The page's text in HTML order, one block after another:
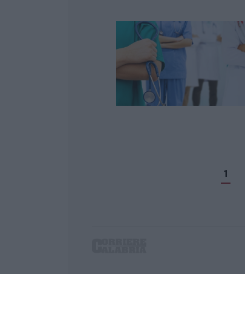
1
P.IVA. 03199620794, Via del mare 6/G,
Iscrizione tribunale di Lamezia Terme